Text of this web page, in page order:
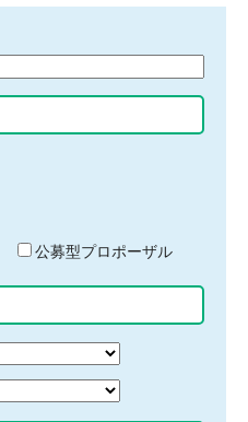
公募型プロポーザル